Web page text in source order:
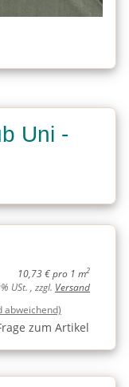
Uni -
10,73 € pro 1 m2
USt. , zzgl. Versand
abweichend)
zum Artikel